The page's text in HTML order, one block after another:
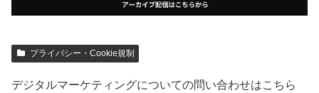
プライバシー・Cookie規制
デジタルマーケティングについての問い合わせはこちら